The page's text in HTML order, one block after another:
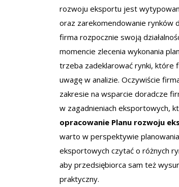
rozwoju eksportu jest
oraz zarekomendowanie rynków
firma rozpocznie swoją
momencie zlecenia wykonania
trzeba zadeklarować rynki, które
uwagę w analizie. Oczywiście
zakresie na wsparcie doradcze
w zagadnieniach eksportowych,
opracowanie Planu rozwoju
warto w perspektywie
eksportowych czytać o różnych
aby przedsiębiorca sam też
praktyczny.